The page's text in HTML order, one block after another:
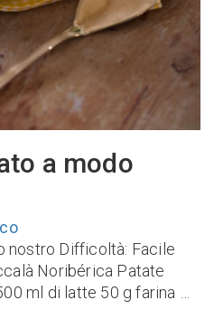
a modo
nostro Difficoltà: Facile
Noribérica Patate
ml di latte 50 g farina …